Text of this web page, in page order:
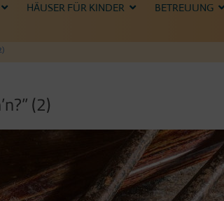
HÄUSER FÜR KINDER BETREUUNG
(2)